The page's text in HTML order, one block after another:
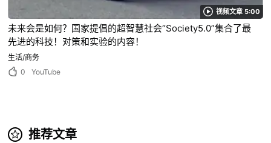
视频文章 5:00
未来会是如何？国家提倡的超智慧社会“Society5.0”集合了最
先进的科技！对策和实验的内容！
生活/商务
0
YouTube
推荐文章